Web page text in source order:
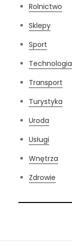
Rolnictwo
Sklepy
Sport
Technologia
Transport
Turystyka
Uroda
Usługi
Wnętrza
Zdrowie